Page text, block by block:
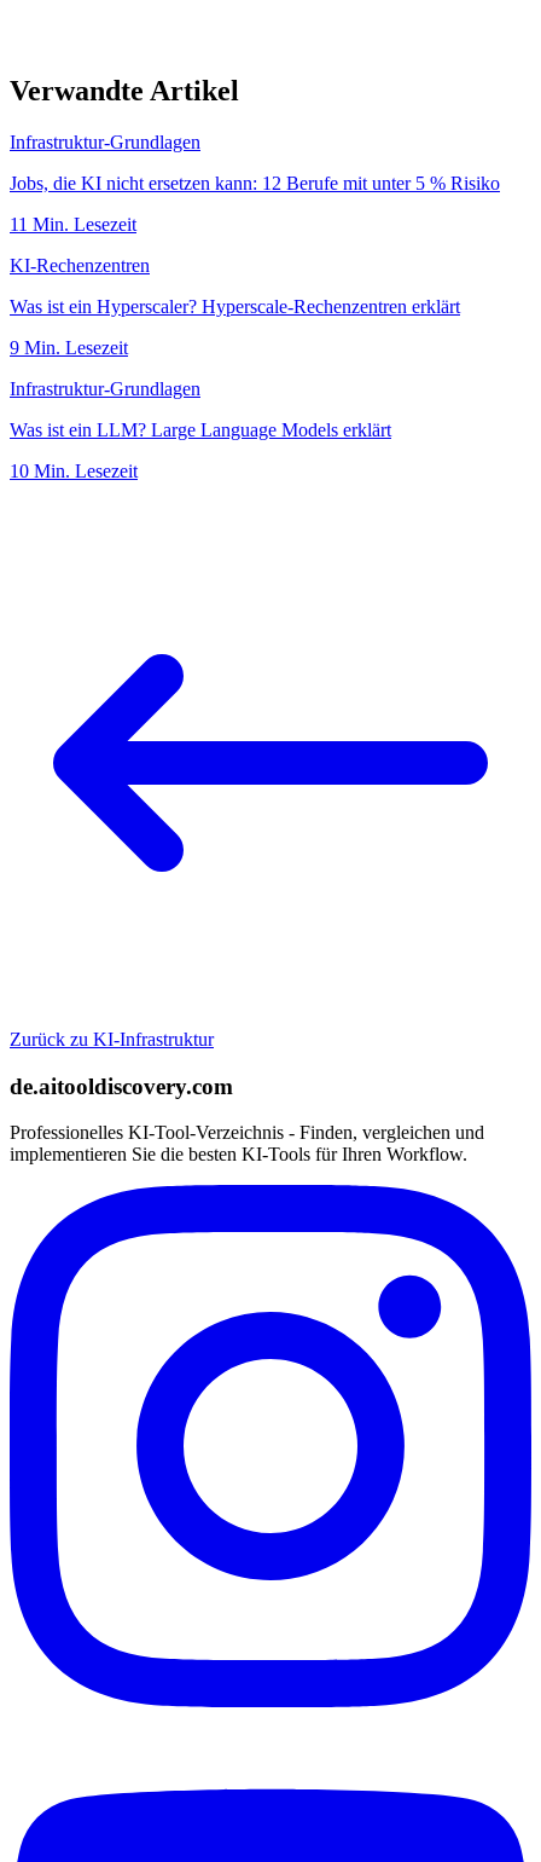
Verwandte Artikel
Infrastruktur-Grundlagen
Jobs, die KI nicht ersetzen kann: 12 Berufe mit unter 5 % Risiko
11 Min. Lesezeit
KI-Rechenzentren
Was ist ein Hyperscaler? Hyperscale-Rechenzentren erklärt
9 Min. Lesezeit
Infrastruktur-Grundlagen
Was ist ein LLM? Large Language Models erklärt
10 Min. Lesezeit
Zurück zu KI-Infrastruktur
de.aitooldiscovery.com
Professionelles KI-Tool-Verzeichnis - Finden, vergleichen und
implementieren Sie die besten KI-Tools für Ihren Workflow.